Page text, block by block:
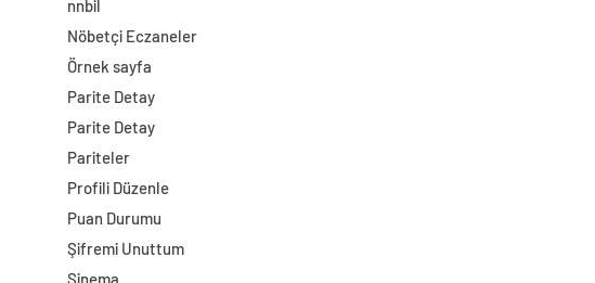
nnbil
Nöbetçi Eczaneler
Örnek sayfa
Parite Detay
Parite Detay
Pariteler
Profili Düzenle
Puan Durumu
Şifremi Unuttum
Sinema